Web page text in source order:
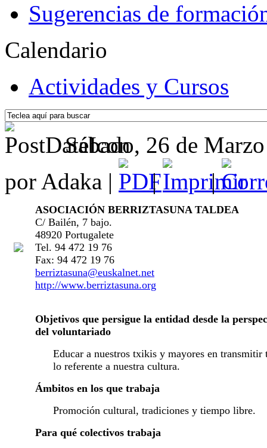
Sugerencias de
Calendario
Actividades y Cursos
Sábado, 26 de
por Adaka |
| |
ASOCIACIÓN BERRIZTASUNA TALDEA
C/ Bailén, 7 bajo.
48920 Portugalete
Tel. 94 472 19 76
Fax: 94 472 19 76
berriztasuna@euskalnet.net
http://www.berriztasuna.org
Objetivos que persigue la entidad desde la
del voluntariado
Educar a nuestros txikis y mayores en transmitir
lo referente a nuestra cultura.
Ámbitos en los que trabaja
Promoción cultural, tradiciones y tiempo libre.
Para qué colectivos trabaja